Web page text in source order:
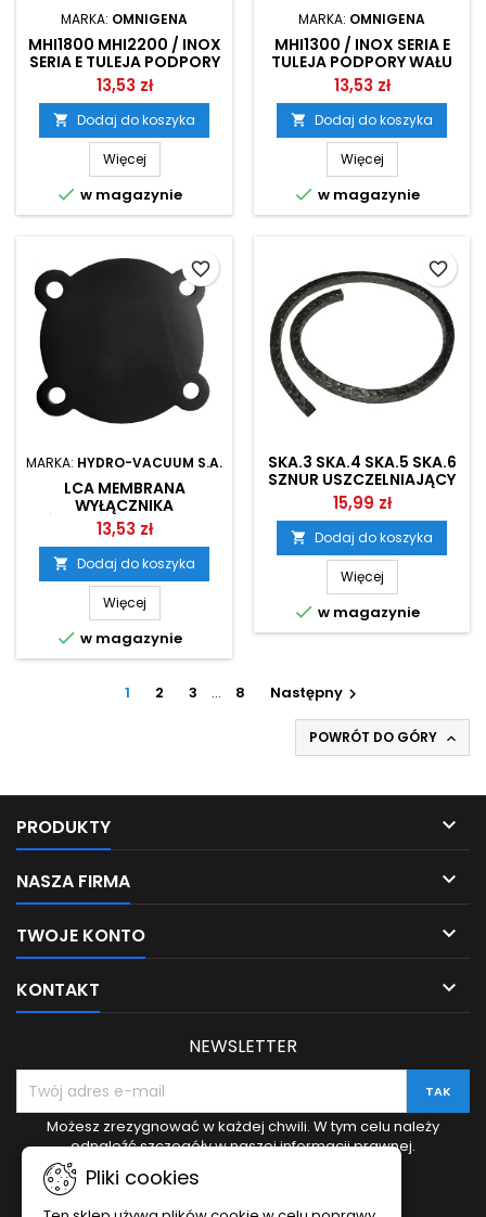
MARKA: OMNIGENA
MHI1800 MHI2200 / INOX
SERIA E TULEJA PODPORY
WAŁU OMNIGENA
13,53 zł
 Dodaj do koszyka
Więcej
 w magazynie
MARKA: OMNIGENA
MHI1300 / INOX SERIA E
TULEJA PODPORY WAŁU
OMNIGENA
13,53 zł
 Dodaj do koszyka
Więcej
 w magazynie
MARKA: HYDRO-VACUUM S.A.
LCA MEMBRANA
WYŁĄCZNIKA
CIŚNIENIOWEGO HYDRO-
VACUUM
13,53 zł
 Dodaj do koszyka
Więcej
 w magazynie
favorite_border
SKA.3 SKA.4 SKA.5 SKA.6
SZNUR USZCZELNIAJĄCY
6X6 GRAFIT + PTFE
15,99 zł
 Dodaj do koszyka
Więcej
 w magazynie
favorite_border
1 2 3 … 8 Następny
POWRÓT DO GÓRY 
PRODUKTY 
NASZA FIRMA 
TWOJE KONTO 
KONTAKT 
Pliki cookies
NEWSLETTER
Możesz zrezygnować w każdej chwili. W tym celu należy
odnaleźć szczegóły w naszej informacji prawnej.